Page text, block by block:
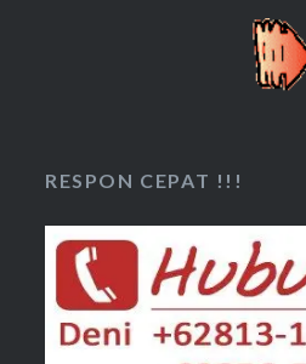
RESPON CEPAT !!!